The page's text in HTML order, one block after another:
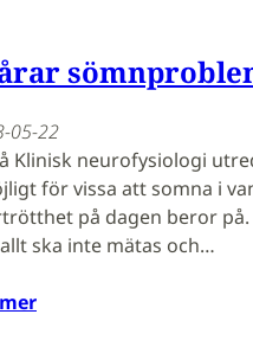
05-22
Klinisk neurofysiologi
för vissa att somna i
på dagen beror
ska inte mätas och…